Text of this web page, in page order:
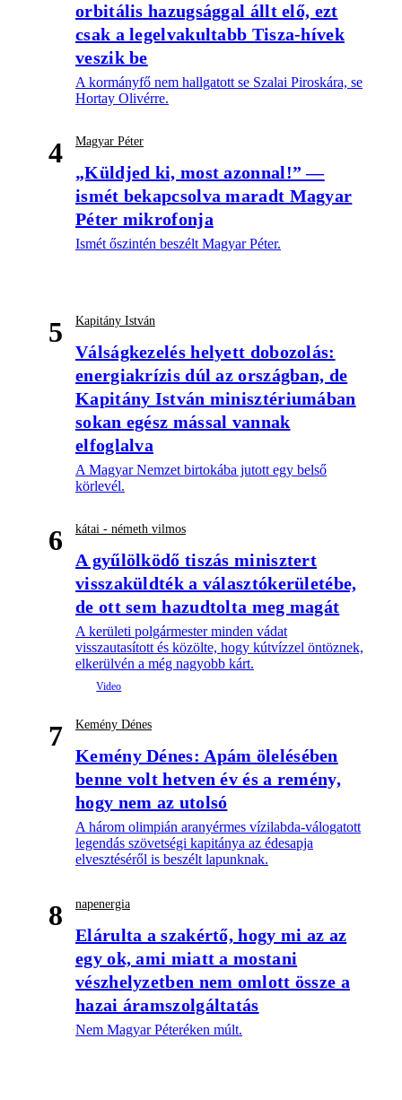
orbitális hazugsággal állt elő, ezt
csak a legelvakultabb Tisza-hívek
veszik be
A kormányfő nem hallgatott se Szalai Piroskára, se
Hortay Olivérre.
4 Magyar Péter
„Küldjed ki, most azonnal!” —
ismét bekapcsolva maradt Magyar
Péter mikrofonja
Ismét őszintén beszélt Magyar Péter.
5 Kapitány István
Válságkezelés helyett dobozolás:
energiakrízis dúl az országban, de
Kapitány István minisztériumában
sokan egész mással vannak
elfoglalva
A Magyar Nemzet birtokába jutott egy belső
körlevél.
6 kátai - németh vilmos
A gyűlölködő tiszás minisztert
visszaküldték a választókerületébe,
de ott sem hazudtolta meg magát
A kerületi polgármester minden vádat
visszautasított és közölte, hogy kútvízzel öntöznek,
elkerülvén a még nagyobb kárt.
7 Kemény Dénes
Kemény Dénes: Apám ölelésében
benne volt hetven év és a remény,
hogy nem az utolsó
A három olimpián aranyérmes vízilabda-válogatott
legendás szövetségi kapitánya az édesapja
elvesztéséről is beszélt lapunknak.
8 napenergia
Elárulta a szakértő, hogy mi az az
egy ok, ami miatt a mostani
vészhelyzetben nem omlott össze a
hazai áramszolgáltatás
Nem Magyar Péteréken múlt.